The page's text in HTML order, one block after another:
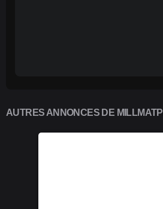
AUTRES ANNONCES DE